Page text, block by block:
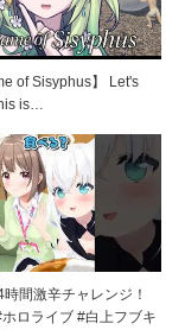
of Sisyphus】 Let's
is…
時間激辛チャレンジ！
ロライブ #白上フブキ